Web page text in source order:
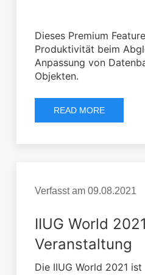
Dieses Premium
Produktivität beim
Anpassung von
Objekten.
READ MORE
Verfasst am 09.08.2021
IIUG World
Veranstaltung
Die IIUG World 2021 ist